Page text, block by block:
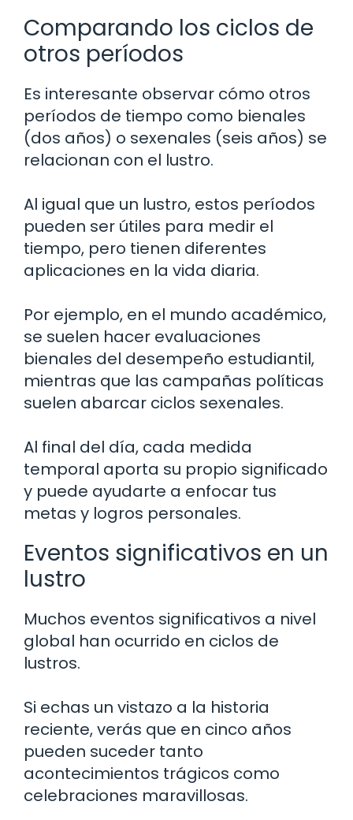
Comparando los ciclos de
otros períodos
Es interesante observar cómo otros
períodos de tiempo como bienales
(dos años) o sexenales (seis años) se
relacionan con el lustro.
Al igual que un lustro, estos períodos
pueden ser útiles para medir el
tiempo, pero tienen diferentes
aplicaciones en la vida diaria.
Por ejemplo, en el mundo académico,
se suelen hacer evaluaciones
bienales del desempeño estudiantil,
mientras que las campañas políticas
suelen abarcar ciclos sexenales.
Al final del día, cada medida
temporal aporta su propio significado
y puede ayudarte a enfocar tus
metas y logros personales.
Eventos significativos en un
lustro
Muchos eventos significativos a nivel
global han ocurrido en ciclos de
lustros.
Si echas un vistazo a la historia
reciente, verás que en cinco años
pueden suceder tanto
acontecimientos trágicos como
celebraciones maravillosas.